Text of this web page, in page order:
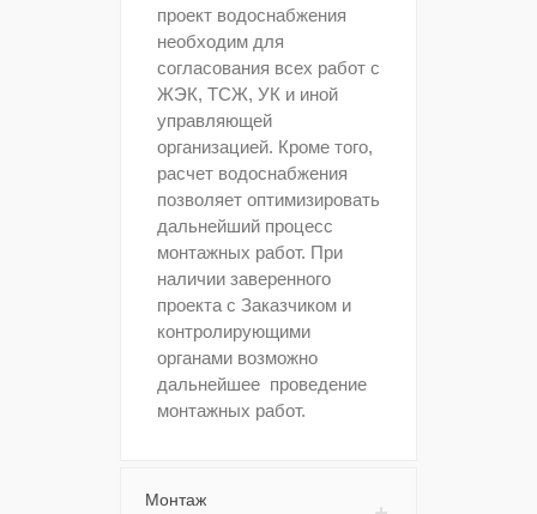
проект водоснабжения
необходим для
согласования всех работ с
ЖЭК, ТСЖ, УК и иной
управляющей
организацией. Кроме того,
расчет водоснабжения
позволяет оптимизировать
дальнейший процесс
монтажных работ. При
наличии заверенного
проекта с Заказчиком и
контролирующими
органами возможно
дальнейшее проведение
монтажных работ.
Монтаж